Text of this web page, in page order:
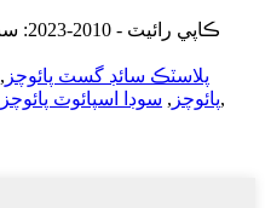
© ڪاپي رائيٽ - 2010-2023: سڀ حق محفوظ آهن.
پلاسٽڪ سائڊ گسٽ پائوچز ,
پائوچز , سوڊا اسپائوٽ پائوچز ,